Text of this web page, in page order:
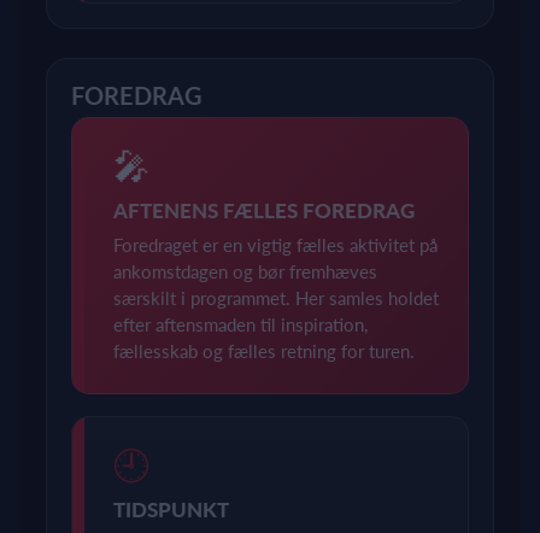
FOREDRAG
🎤
AFTENENS FÆLLES FOREDRAG
Foredraget er en vigtig fælles aktivitet på
ankomstdagen og bør fremhæves
særskilt i programmet. Her samles holdet
efter aftensmaden til inspiration,
fællesskab og fælles retning for turen.
🕘
TIDSPUNKT